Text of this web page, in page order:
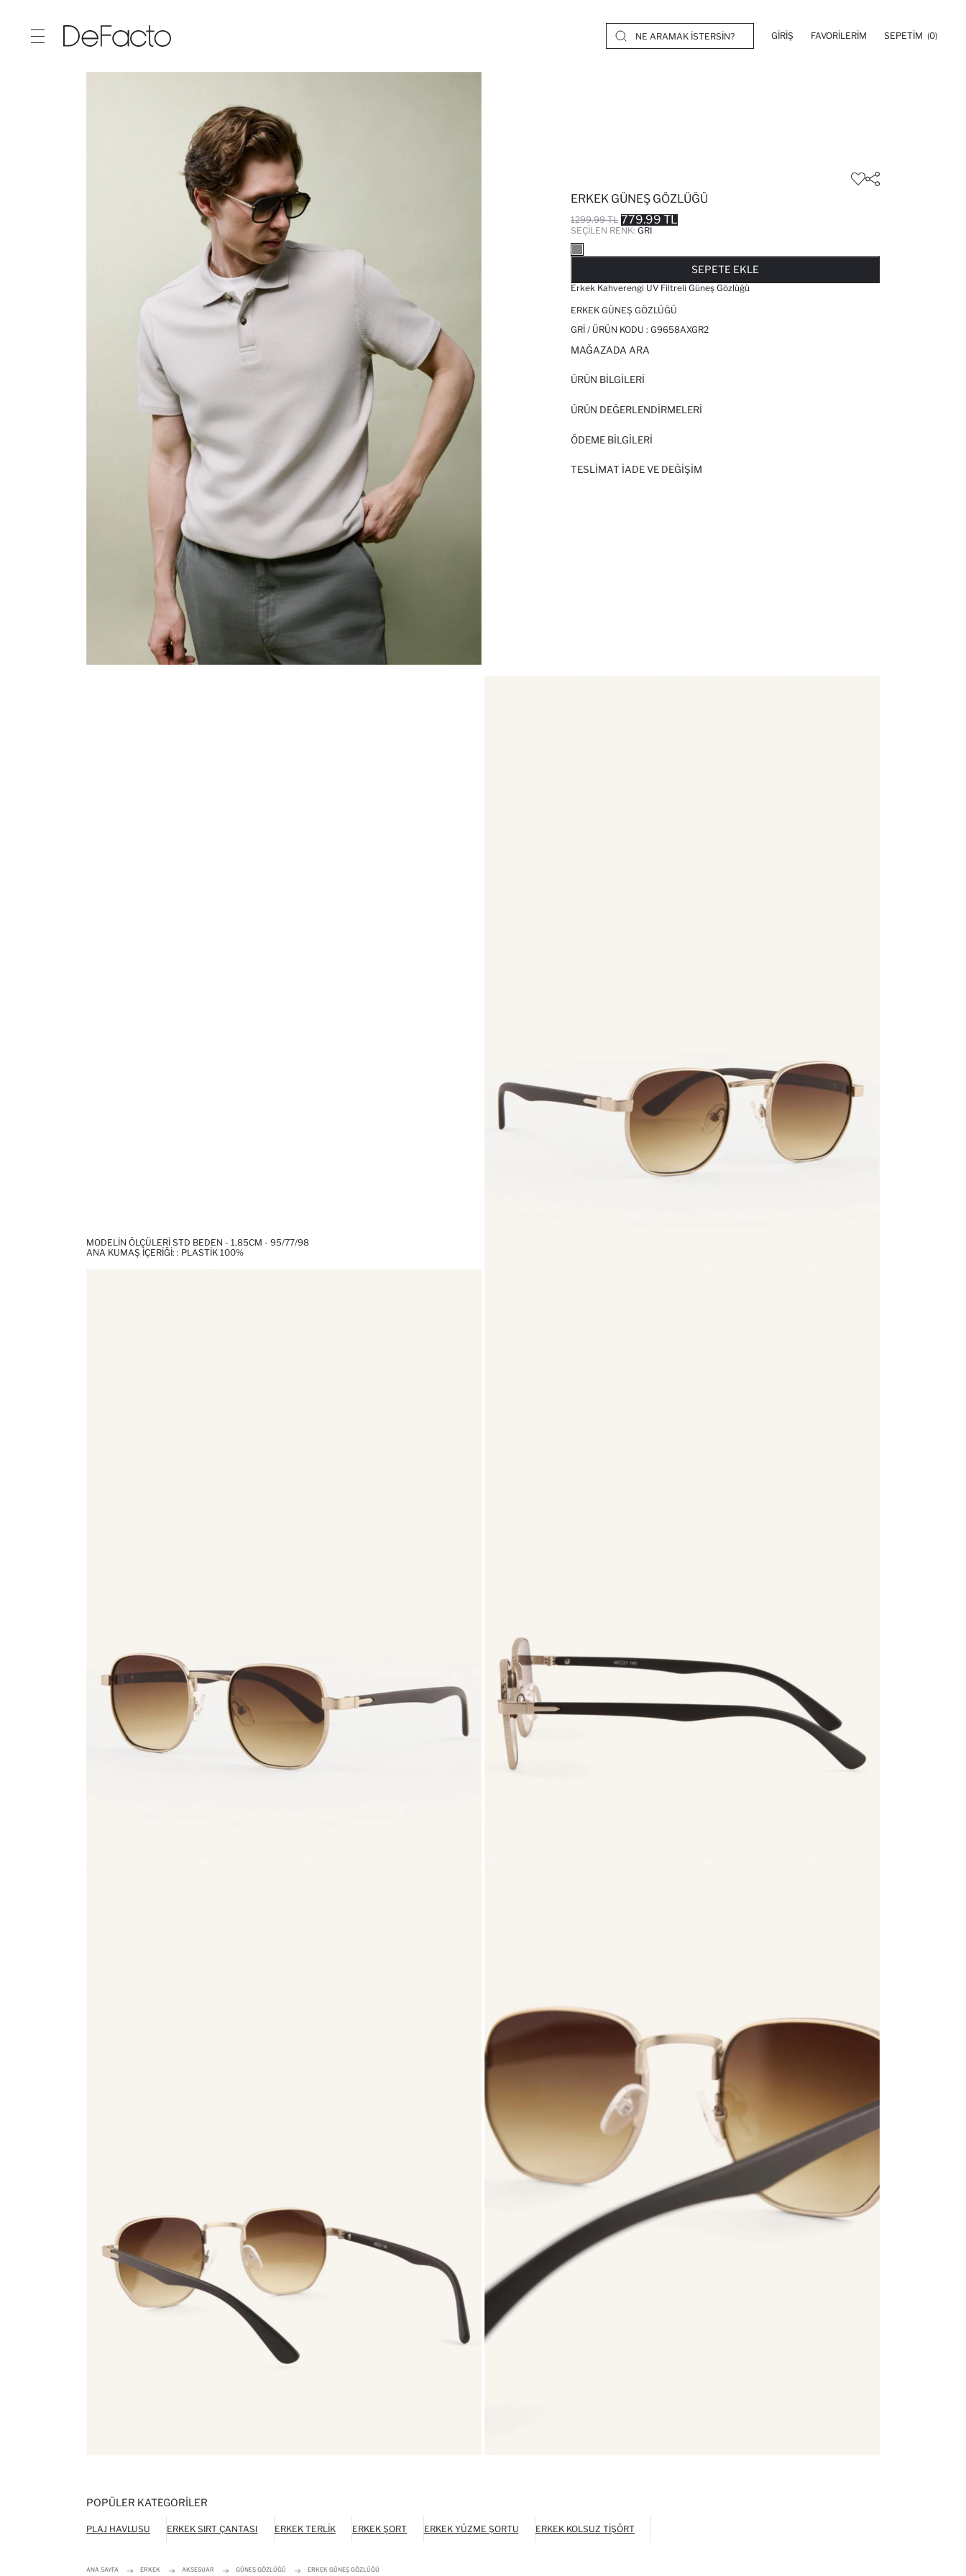
GIRIŞ FAVORILERIM SEPETIM (0)
ERKEK GÜNEŞ GÖZLÜĞÜ
1299.99 TL 779.99 TL
SEÇILEN RENK: GRI
SEPETE EKLE
Erkek Kahverengi UV Filtreli Güneş Gözlüğü
ERKEK GÜNEŞ GÖZLÜĞÜ
GRI / ÜRÜN KODU : G9658AXGR2
MAĞAZADA ARA
ÜRÜN BILGILERI
ÜRÜN DEĞERLENDİRMELERİ
ÖDEME BİLGİLERİ
TESLIMAT İADE VE DEĞIŞIM
MODELIN ÖLÇÜLERI STD BEDEN - 1,85CM - 95/77/98
ANA KUMAŞ İÇERIĞI: : PLASTIK 100%
POPÜLER KATEGORILER
PLAJ HAVLUSU ERKEK SIRT ÇANTASI ERKEK TERLIK ERKEK ŞORT ERKEK YÜZME ŞORTU ERKEK KOLSUZ TIŞÖRT
ANA SAYFA ERKEK AKSESUAR GÜNEŞ GÖZLÜĞÜ ERKEK GÜNEŞ GÖZLÜĞÜ